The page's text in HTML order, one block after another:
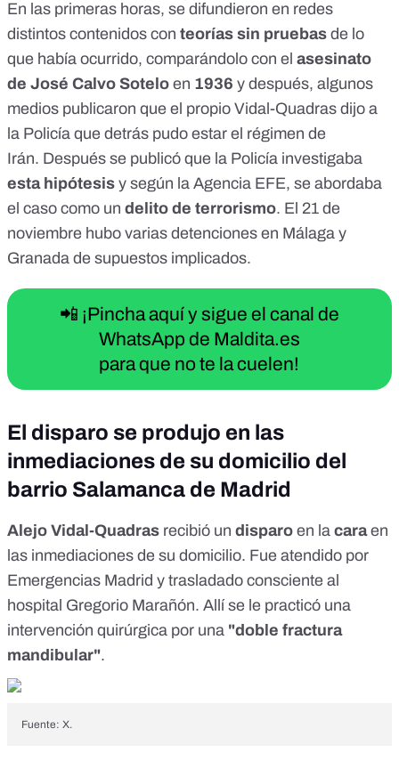
En las primeras horas, se difundieron en redes
distintos contenidos con teorías sin pruebas de lo
que había ocurrido, comparándolo con el asesinato
de José Calvo Sotelo en 1936 y después, algunos
medios publicaron que el propio Vidal-Quadras dijo a
la Policía que detrás pudo estar el régimen de
Irán. Después se publicó que la Policía investigaba
esta hipótesis y según la Agencia EFE, se abordaba
el caso como un delito de terrorismo. El 21 de
noviembre hubo varias detenciones en Málaga y
Granada de supuestos implicados.
📲 ¡Pincha aquí y sigue el canal de
WhatsApp de Maldita.es
para que no te la cuelen!
El disparo se produjo en las
inmediaciones de su domicilio del
barrio Salamanca de Madrid
Alejo Vidal-Quadras recibió un disparo en la caraen
las inmediaciones de su domicilio. Fue atendido por
Emergencias Madrid y trasladado consciente al
hospital Gregorio Marañón. Allí se le practicó una
intervención quirúrgica por una "doble fractura
mandibular".
Fuente: X.